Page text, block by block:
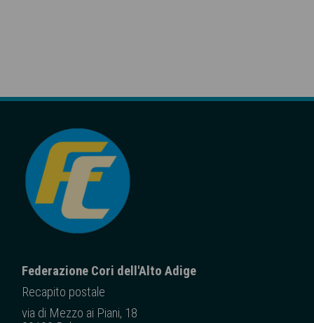
Federazione Cori dell'Alto Adige
Recapito postale
via di Mezzo ai Piani, 18